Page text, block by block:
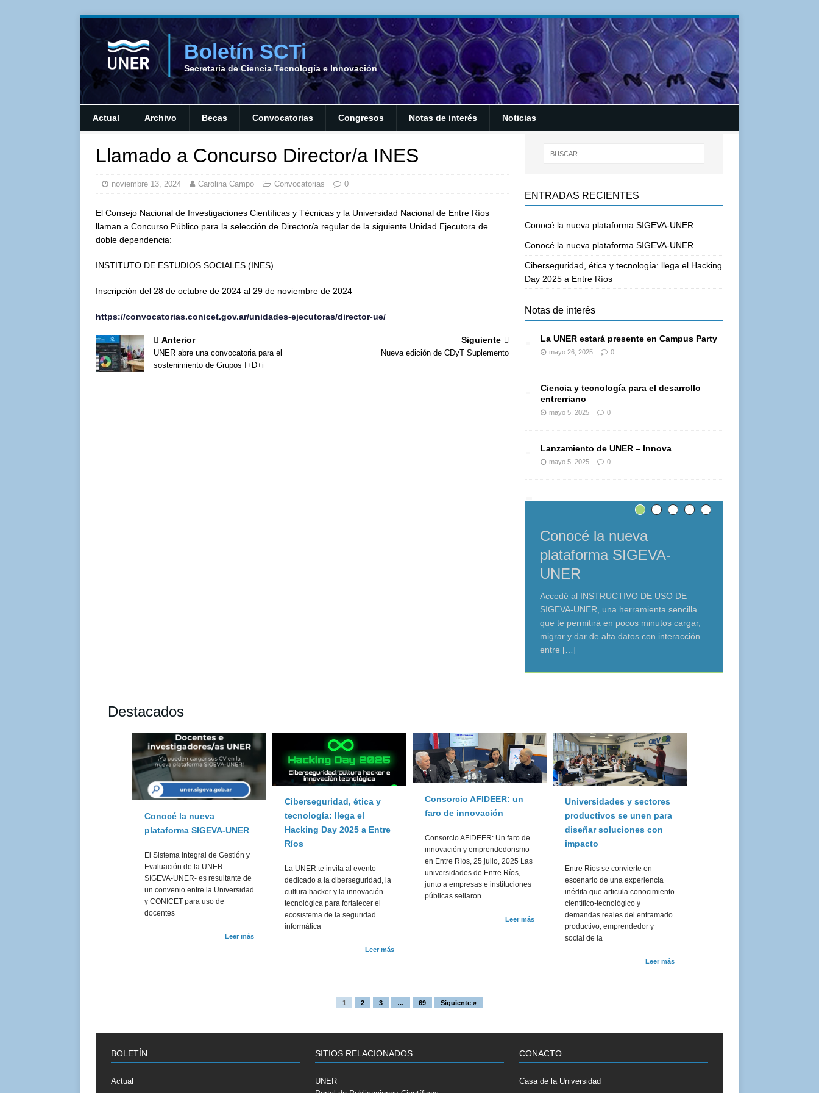
Boletín SCTi
Secretaría de Ciencia Tecnología e Innovación
Actual Archivo Becas Convocatorias Congresos Notas de interés Noticias
Llamado a Concurso Director/a INES
noviembre 13, 2024 Carolina Campo Convocatorias 0
El Consejo Nacional de Investigaciones Científicas y Técnicas y la Universidad Nacional de Entre Ríos
llaman a Concurso Público para la selección de Director/a regular de la siguiente Unidad Ejecutora de
doble dependencia:
INSTITUTO DE ESTUDIOS SOCIALES (INES)
Inscripción del 28 de octubre de 2024 al 29 de noviembre de 2024
https://convocatorias.conicet.gov.ar/unidades-ejecutoras/director-ue/
Anterior
UNER abre una convocatoria para el
sostenimiento de Grupos I+D+i
Siguiente
Nueva edición de CDyT Suplemento
ENTRADAS RECIENTES
Conocé la nueva plataforma SIGEVA-UNER
Conocé la nueva plataforma SIGEVA-UNER
Ciberseguridad, ética y tecnología: llega el Hacking
Day 2025 a Entre Ríos
Notas de interés
La UNER estará presente en Campus Party
mayo 26, 2025 0
Ciencia y tecnología para el desarrollo
entrerriano
mayo 5, 2025 0
Lanzamiento de UNER – Innova
mayo 5, 2025 0
Conocé la nueva
plataforma SIGEVA-
UNER
Accedé al INSTRUCTIVO DE USO DE
SIGEVA-UNER, una herramienta sencilla
que te permitirá en pocos minutos cargar,
migrar y dar de alta datos con interacción
entre […]
Destacados
Conocé la nueva
plataforma SIGEVA-UNER
El Sistema Integral de Gestión y
Evaluación de la UNER -
SIGEVA-UNER- es resultante de
un convenio entre la Universidad
y CONICET para uso de
docentes
Leer más
Ciberseguridad, ética y
tecnología: llega el
Hacking Day 2025 a Entre
Ríos
La UNER te invita al evento
dedicado a la ciberseguridad, la
cultura hacker y la innovación
tecnológica para fortalecer el
ecosistema de la seguridad
informática
Leer más
Consorcio AFIDEER: un
faro de innovación
Consorcio AFIDEER: Un faro de
innovación y emprendedorismo
en Entre Ríos, 25 julio, 2025 Las
universidades de Entre Ríos,
junto a empresas e instituciones
públicas sellaron
Leer más
Universidades y sectores
productivos se unen para
diseñar soluciones con
impacto
Entre Ríos se convierte en
escenario de una experiencia
inédita que articula conocimiento
científico-tecnológico y
demandas reales del entramado
productivo, emprendedor y
social de la
Leer más
1 2 3 … 69 Siguiente »
BOLETÍN
Actual
SITIOS RELACIONADOS
UNER
CONACTO
Casa de la Universidad